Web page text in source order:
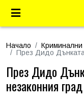
Начало
Криминални
През Дидо
През Дидо
незаконния